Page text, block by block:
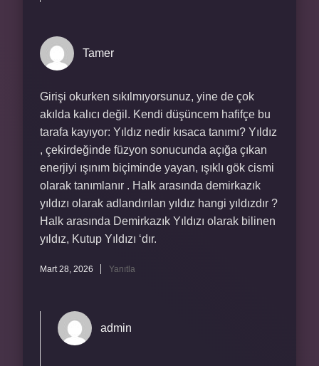
Tamer
Girişi okurken sıkılmıyorsunuz, yine de çok
akılda kalıcı değil. Kendi düşüncem hafifçe bu
tarafa kayıyor: Yıldız nedir kısaca tanımı? Yıldız
, çekirdeğinde füzyon sonucunda açığa çıkan
enerjiyi ışınım biçiminde yayan, ışıklı gök cismi
olarak tanımlanır . Halk arasında demirkazık
yıldızı olarak adlandırılan yıldız hangi yıldızdır ?
Halk arasında Demirkazık Yıldızı olarak bilinen
yıldız, Kutup Yıldızı ‘dır.
Mart 28, 2026 Yanıtla
admin